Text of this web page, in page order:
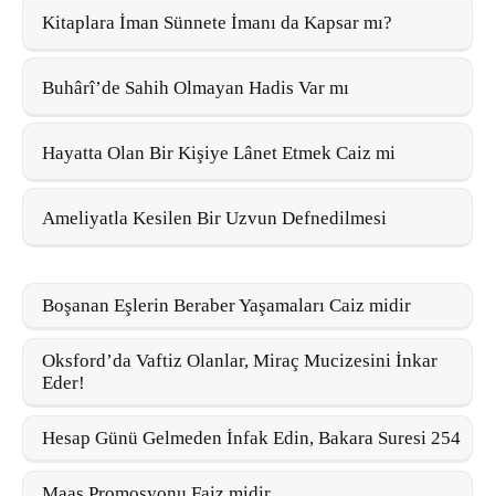
Kitaplara İman Sünnete İmanı da Kapsar mı?
Buhârî’de Sahih Olmayan Hadis Var mı
Hayatta Olan Bir Kişiye Lânet Etmek Caiz mi
Ameliyatla Kesilen Bir Uzvun Defnedilmesi
Boşanan Eşlerin Beraber Yaşamaları Caiz midir
Oksford’da Vaftiz Olanlar, Miraç Mucizesini İnkar
Eder!
Hesap Günü Gelmeden İnfak Edin, Bakara Suresi 254